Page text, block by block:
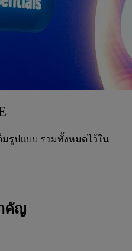
มรูปแบบ รวมทั้งหมดไว้ใน
คัญ